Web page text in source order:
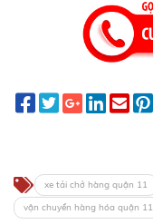
xe tải chở hàng quận 11
vận chuyển hàng hóa quận 11